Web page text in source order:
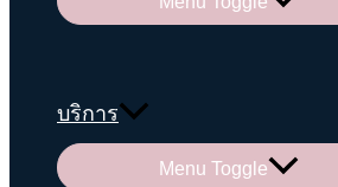
บริการ
Menu Toggle